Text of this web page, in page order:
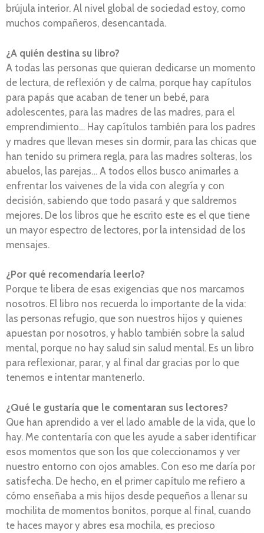
brújula interior. Al nivel global de sociedad estoy, como
muchos compañeros, desencantada.
¿A quién destina su libro?
A todas las personas que quieran dedicarse un momento
de lectura, de reflexión y de calma, porque hay capítulos
para papás que acaban de tener un bebé, para
adolescentes, para las madres de las madres, para el
emprendimiento… Hay capítulos también para los padres
y madres que llevan meses sin dormir, para las chicas que
han tenido su primera regla, para las madres solteras, los
abuelos, las parejas… A todos ellos busco animarles a
enfrentar los vaivenes de la vida con alegría y con
decisión, sabiendo que todo pasará y que saldremos
mejores. De los libros que he escrito este es el que tiene
un mayor espectro de lectores, por la intensidad de los
mensajes.
¿Por qué recomendaría leerlo?
Porque te libera de esas exigencias que nos marcamos
nosotros. El libro nos recuerda lo importante de la vida:
las personas refugio, que son nuestros hijos y quienes
apuestan por nosotros, y hablo también sobre la salud
mental, porque no hay salud sin salud mental. Es un libro
para reflexionar, parar, y al final dar gracias por lo que
tenemos e intentar mantenerlo.
¿Qué le gustaría que le comentaran sus lectores?
Que han aprendido a ver el lado amable de la vida, que lo
hay. Me contentaría con que les ayude a saber identificar
esos momentos que son los que coleccionamos y ver
nuestro entorno con ojos amables. Con eso me daría por
satisfecha. De hecho, en el primer capítulo me refiero a
cómo enseñaba a mis hijos desde pequeños a llenar su
mochilita de momentos bonitos, porque al final, cuando
te haces mayor y abres esa mochila, es precioso